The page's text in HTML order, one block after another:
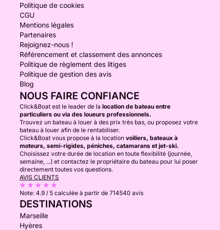
Politique de cookies
CGU
Mentions légales
Partenaires
Rejoignez-nous !
Référencement et classement des annonces
Politique de règlement des litiges
Politique de gestion des avis
Blog
NOUS FAIRE CONFIANCE
Click&Boat est le leader de la location de bateau entre
particuliers ou via des loueurs professionnels.
Trouvez un bateau à louer à des prix très bas, ou proposez votre
bateau à louer afin de le rentabiliser.
Click&Boat vous propose à la location voiliers, bateaux à
moteurs, semi-rigides, péniches, catamarans et jet-ski.
Choisissez votre durée de location en toute flexibilité (journée,
semaine, ...) et contactez le propriétaire du bateau pour lui poser
directement toutes vos questions.
AVIS CLIENTS
Note: 4.9 / 5 calculée à partir de 714540 avis
DESTINATIONS
Marseille
Hyères